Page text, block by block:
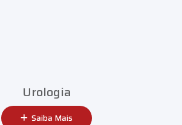
Urologia
Saiba Mais